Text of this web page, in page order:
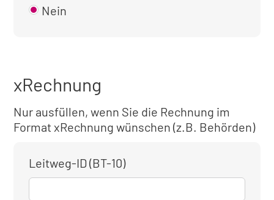
Nein
xRechnung
Nur ausfüllen, wenn Sie die Rechnung im
Format xRechnung wünschen (z.B. Behörden)
Leitweg-ID (BT-10)